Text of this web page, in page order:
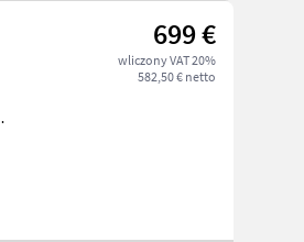
699 €
wliczony VAT 20%
582,50 € netto